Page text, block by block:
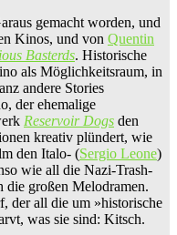
gemacht worden, und
Kinos, und von Quentin
Basterds. Historische
als Möglichkeitsraum, in
andere Stories
der ehemalige
Reservoir Dogs den
kreativ plündert, wie
den Italo- (Sergio Leone)
wie all die Nazi-Trash-
die großen Melodramen.
der all die um »historische
was sie sind: Kitsch.